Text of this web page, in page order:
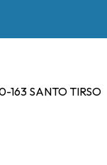
163 SANTO TIRSO